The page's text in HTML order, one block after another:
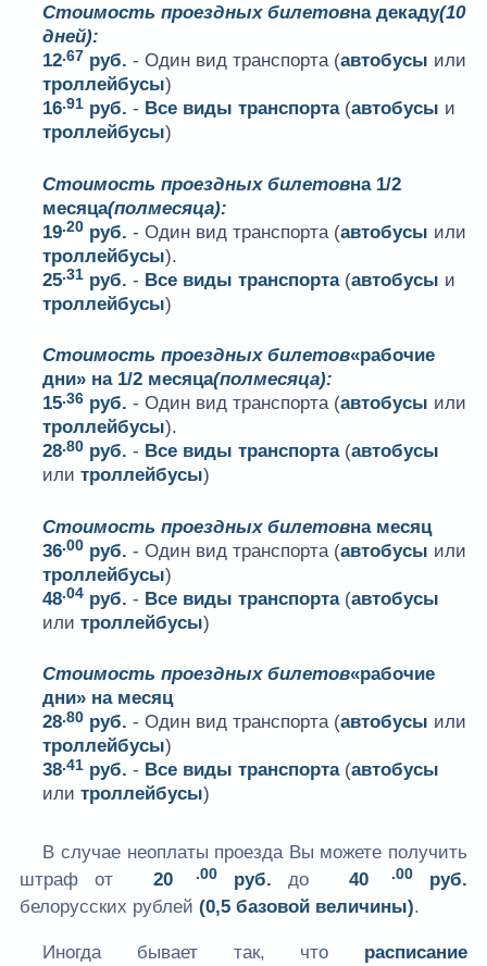
Стоимость проездных билетовна декаду(10
дней):
12.67 руб. - Один вид транспорта (автобусы или
троллейбусы)
16.91 руб. - Все виды транспорта(автобусы и
троллейбусы)
Стоимость проездных билетовна 1/2
месяца(полмесяца):
19.20 руб. - Один вид транспорта (автобусы или
троллейбусы).
25.31 руб. - Все виды транспорта(автобусы и
троллейбусы)
Стоимость проездных билетов«рабочие
дни» на 1/2 месяца(полмесяца):
15.36 руб. - Один вид транспорта (автобусы или
троллейбусы).
28.80 руб. - Все виды транспорта(автобусы
илитроллейбусы)
Стоимость проездных билетовна месяц
36.00 руб. - Один вид транспорта (автобусы или
троллейбусы)
48.04 руб. - Все виды транспорта(автобусы
илитроллейбусы)
Стоимость проездных билетов«рабочие
дни» на месяц
28.80 руб. - Один вид транспорта (автобусы или
троллейбусы)
38.41 руб. - Все виды транспорта(автобусы
илитроллейбусы)
В случае неоплаты проезда Вы можете получить
штраф от
20 .00руб. до 40 .00руб.
белорусских рублей (0,5 базовой величины).
Иногда бывает так, что расписание